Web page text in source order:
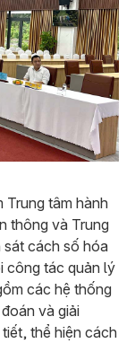
Trung tâm hành
thông và Trung
sát cách số hóa
công tác quản lý
các hệ thống
và giải
thể hiện cách